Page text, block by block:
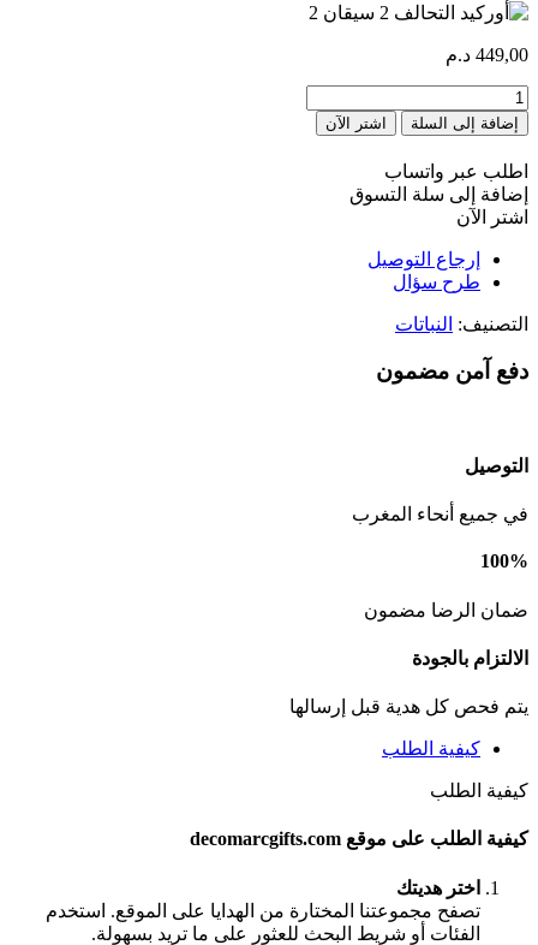
449,00 د.م
كمية
orchidée
Alliance
2
tiges
إضافة إلى السلة اشتر الآن
اطلب عبر واتساب
إضافة إلى سلة التسوق
اشتر الآن
إرجاع التوصيل
طرح سؤال
التصنيف: النباتات
دفع آمن مضمون
التوصيل
في جميع أنحاء المغرب
100%
ضمان الرضا مضمون
الالتزام بالجودة
يتم فحص كل هدية قبل إرسالها
كيفية الطلب
كيفية الطلب
كيفية الطلب على موقع decomarcgifts.com
اختر هديتك
تصفح مجموعتنا المختارة من الهدايا على الموقع. استخدم
الفئات أو شريط البحث للعثور على ما تريد بسهولة.